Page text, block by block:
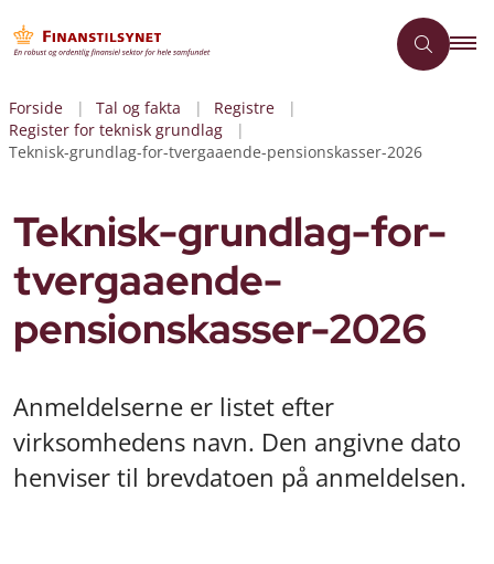
Forside Tal og fakta
Registre
Register for teknisk grundlag
Teknisk-grundlag-for-tvergaaende-pensionskasser-2026
Teknisk-grundlag-for-
tvergaaende-
pensionskasser-2026
Anmeldelserne er listet efter
virksomhedens navn. Den angivne dato
henviser til brevdatoen på anmeldelsen.